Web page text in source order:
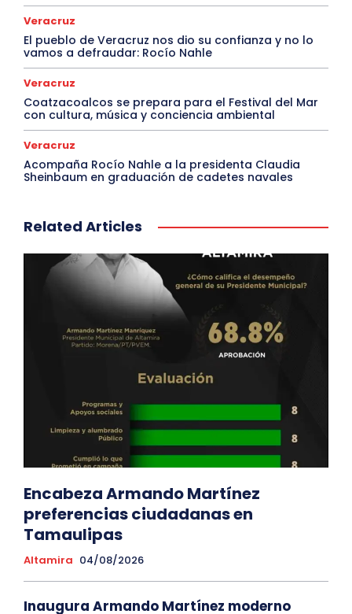
Veracruz
El pueblo de Veracruz nos dio su confianza y no lo
vamos a defraudar: Rocío Nahle
Veracruz
Coatzacoalcos se prepara para el Festival del Mar
con cultura, música y conciencia ambiental
Veracruz
Acompaña Rocío Nahle a la presidenta Claudia
Sheinbaum en graduación de cadetes navales
Related Articles
Encabeza Armando Martínez
preferencias ciudadanas en
Tamaulipas
Altamira 04/08/2026
Inaugura Armando Martínez moderno